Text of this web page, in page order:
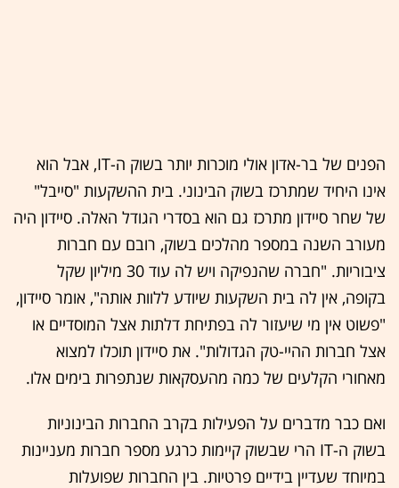
הפנים של בר-אדון אולי מוכרות יותר בשוק ה-IT, אבל הוא
אינו היחיד שמתרכז בשוק הבינוני. בית ההשקעות "סייבל"
של שחר סיידון מתרכז גם הוא בסדרי הגודל האלה. סיידון היה
מעורב השנה במספר מהלכים בשוק, רובם עם חברות
ציבוריות. "חברה שהנפיקה ויש לה עוד 30 מיליון שקל
בקופה, אין לה בית השקעות שיודע ללוות אותה", אומר סיידון,
"פשוט אין מי שיעזור לה בפתיחת דלתות אצל המוסדיים או
אצל חברות ההיי-טק הגדולות". את סיידון תוכלו למצוא
מאחורי הקלעים של כמה מהעסקאות שנתפרות בימים אלו.
ואם כבר מדברים על הפעילות בקרב החברות הבינוניות
בשוק ה-IT הרי שבשוק קיימות כרגע מספר חברות מעניינות
במיוחד שעדיין בידיים פרטיות. בין החברות שפועלות